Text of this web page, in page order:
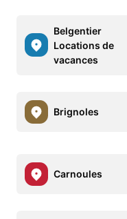
Belgentier
Locations de
vacances
Brignoles
Carnoules